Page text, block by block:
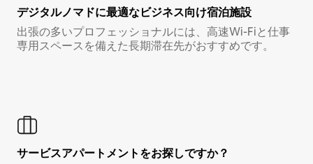
デジタルノマド⁠に最⁠適⁠なビ⁠ジ⁠ネ⁠ス⁠向⁠け宿⁠泊⁠施⁠設
出張の多いプロフェッショナルには、高速Wi-Fiと仕事
専用スペースを備えた長期滞在先がおすすめです。
サービスアパートメントをお探しですか？